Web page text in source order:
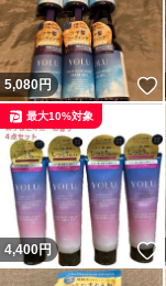
5,080円
4,400円
最大10%対象